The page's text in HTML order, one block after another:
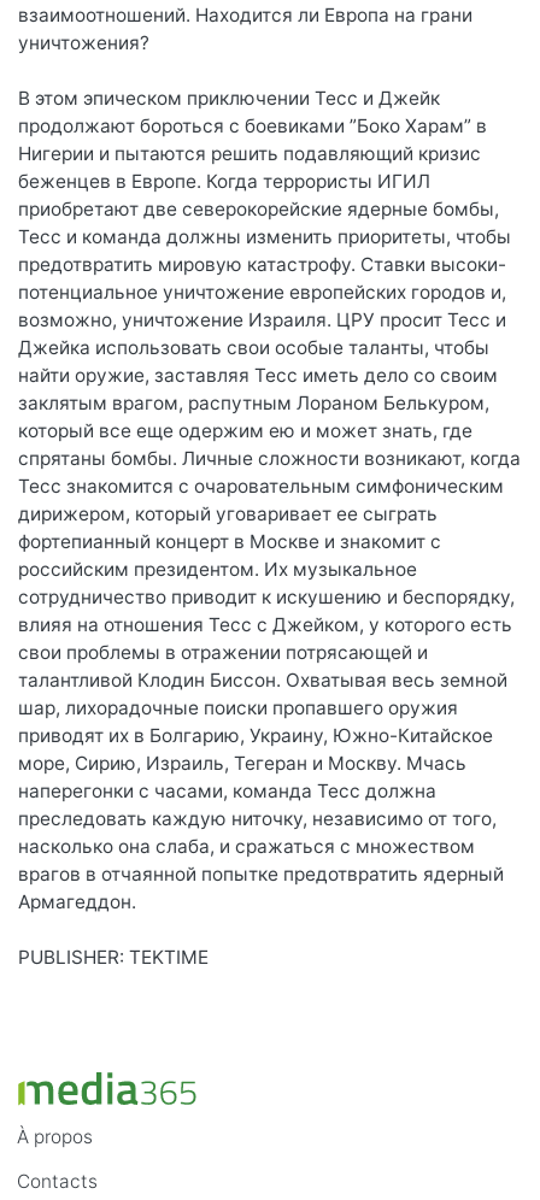
взаимоотношений. Находится ли Европа на грани
уничтожения?
В этом эпическом приключении Тесс и Джейк
продолжают бороться с боевиками ”Боко Харам” в
Нигерии и пытаются решить подавляющий кризис
беженцев в Европе. Когда террористы ИГИЛ
приобретают две северокорейские ядерные бомбы,
Тесс и команда должны изменить приоритеты, чтобы
предотвратить мировую катастрофу. Ставки высоки-
потенциальное уничтожение европейских городов и,
возможно, уничтожение Израиля. ЦРУ просит Тесс и
Джейка использовать свои особые таланты, чтобы
найти оружие, заставляя Тесс иметь дело со своим
заклятым врагом, распутным Лораном Белькуром,
который все еще одержим ею и может знать, где
спрятаны бомбы. Личные сложности возникают, когда
Тесс знакомится с очаровательным симфоническим
дирижером, который уговаривает ее сыграть
фортепианный концерт в Москве и знакомит с
российским президентом. Их музыкальное
сотрудничество приводит к искушению и беспорядку,
влияя на отношения Тесс с Джейком, у которого есть
свои проблемы в отражении потрясающей и
талантливой Клодин Биссон. Охватывая весь земной
шар, лихорадочные поиски пропавшего оружия
приводят их в Болгарию, Украину, Южно-Китайское
море, Сирию, Израиль, Тегеран и Москву. Мчась
наперегонки с часами, команда Тесс должна
преследовать каждую ниточку, независимо от того,
насколько она слаба, и сражаться с множеством
врагов в отчаянной попытке предотвратить ядерный
Армагеддон.
PUBLISHER: TEKTIME
À propos
Contacts